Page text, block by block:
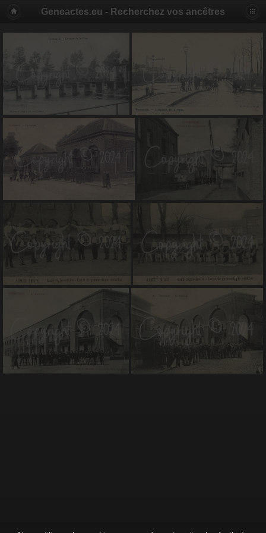
Geneactes.eu - Recherchez vos ancêtres